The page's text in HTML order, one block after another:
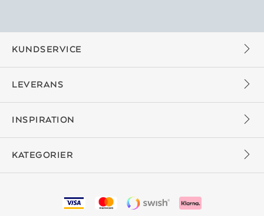
KUNDSERVICE
LEVERANS
INSPIRATION
KATEGORIER